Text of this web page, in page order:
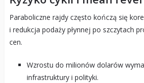
Paraboliczne rajdy często kończą się
i redukcja podaży płynnej po szczytach
cen.
Wzrostu do milionów dolarów
infrastruktury i polityki.